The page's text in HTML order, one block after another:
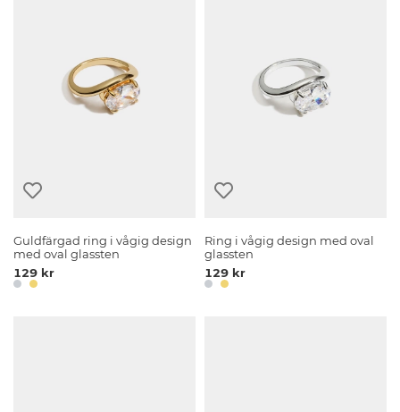
Guldfärgad ring i vågig design
med oval glassten
129 kr
Ring i vågig design med oval
glassten
129 kr